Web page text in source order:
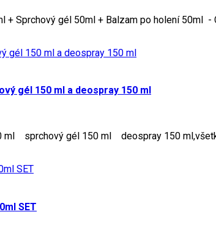
+ Sprchový gél 50ml + Balzam po holení 50ml -
gél 150 ml a deospray 150 ml
sprchový gél 150 ml deospray 150
SET